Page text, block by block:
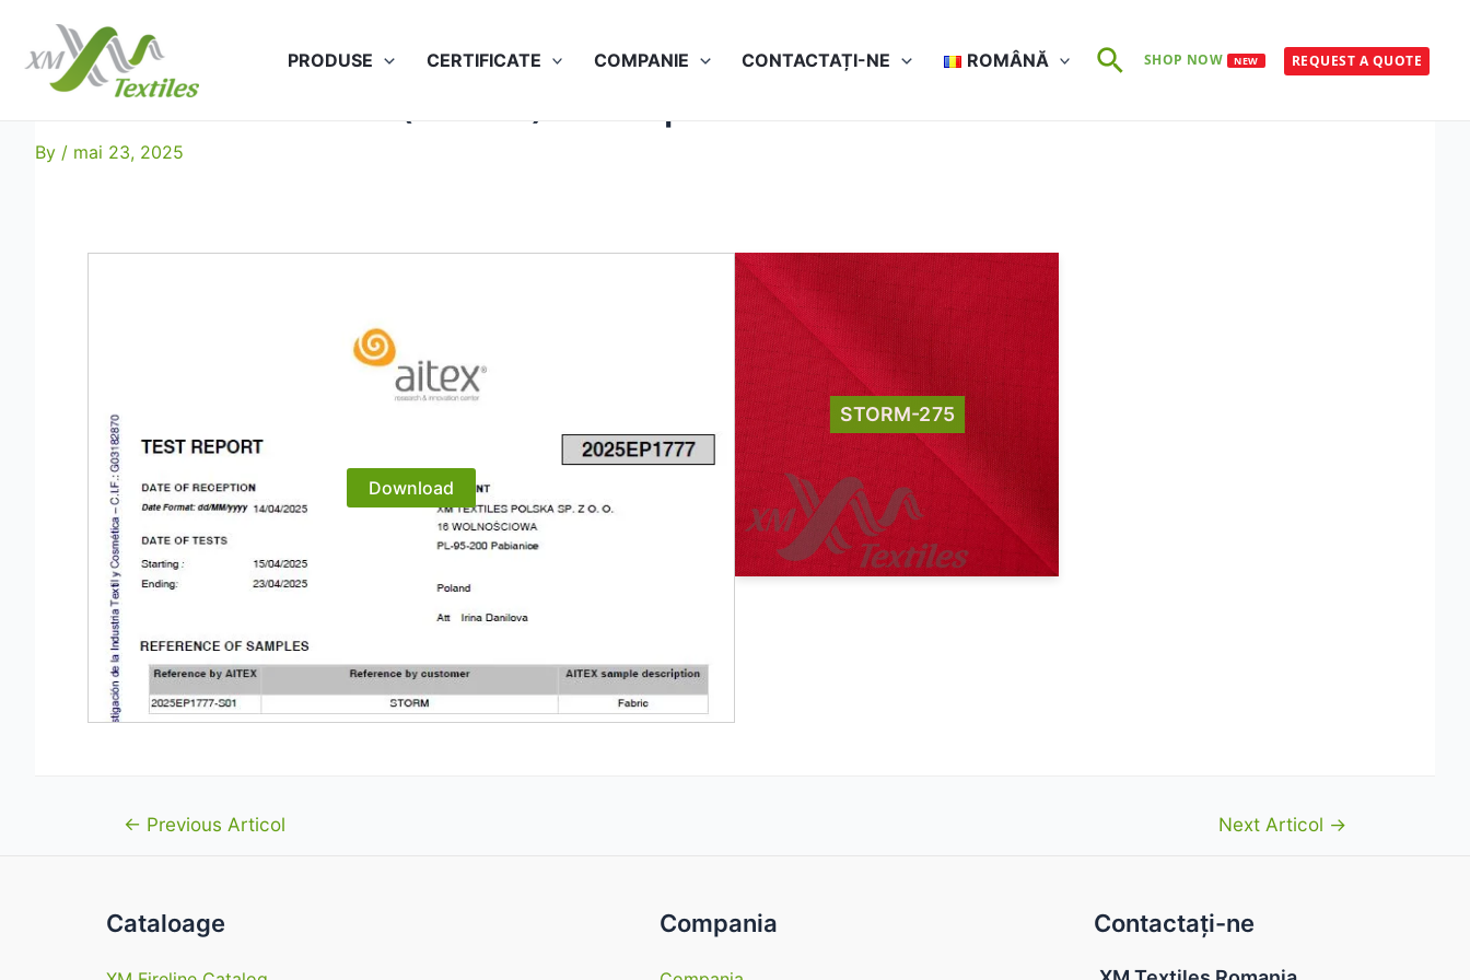
content
PRODUSE CERTIFICATE COMPANIE CONTACTAȚI-NE ROMÂNĂ SearchSHOP NOW NEW REQUEST A QUOTE
Storm-275 EN 13034 (5x60C) test report
By / mai 23, 2025
Download
STORM-275
Navigare
← Previous Articol Next Articol →
Cataloage Compania Contactați-ne